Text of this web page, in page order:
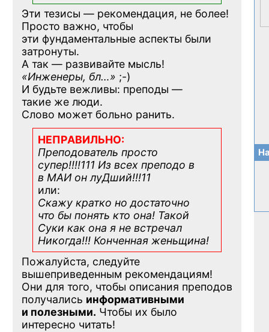
Эти тезисы — рекомендация, не более!
Просто важно, чтобы
эти фундаментальные аспекты были
затронуты.
А так — развивайте мысль!
«Инженеры, бл…» ;-)
И будьте вежливы: преподы —
такие же люди.
Слово может больно ранить.
НЕПРАВИЛЬНО:
Преподователь просто
супер!!!!111 Из всех преподо в
в МАИ он луДший!!!11
или:
Скажу кратко но достаточно
что бы понять кто она! Такой
Суки как она я не встречал
Никогда!!! Конченная женьщина!
Пожалуйста, следуйте
вышеприведенным рекомендациям!
Они для того, чтобы описания преподов
получались информативными
и полезными. Чтобы их было
интересно читать!